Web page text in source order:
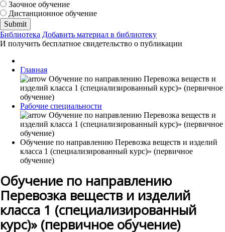
Заочное обучение
Дистанционное обучение
Библиотека Добавить материал в библиотеку
И получить бесплатное свидетельство о публикации
Главная
Рабочие специальности
Обучение по направлению Перевозка веществ и изделий
класса 1 (специализированный курс)» (первичное
обучение)
Обучение по направлению
Перевозка веществ и изделий
класса 1 (специализированный
курс)» (первичное обучение)